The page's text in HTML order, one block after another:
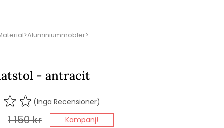
>Aluminiummöbler>
- antracit
(Inga Recensioner)
1 150kr Kampanj!